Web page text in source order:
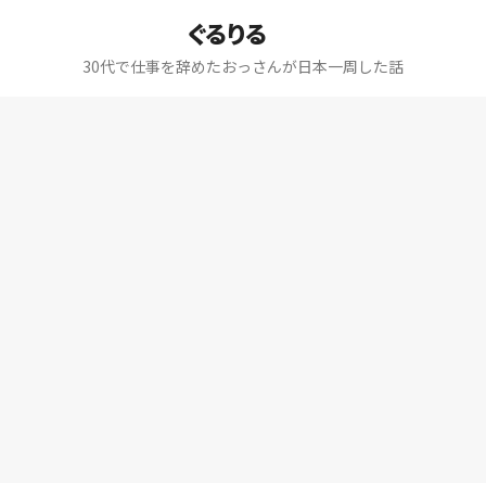
ぐるりる
30代で仕事を辞めたおっさんが日本一周した話